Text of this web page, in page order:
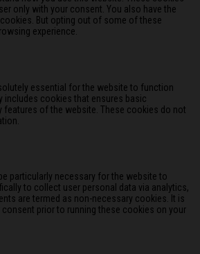
only with your consent. You also have the
But opting out of some of these
experience.
essential for the website to function
includes cookies that ensures basic
features of the website. These cookies do not
particularly necessary for the website to
to collect user personal data via analytics,
are termed as non-necessary cookies. It is
prior to running these cookies on your